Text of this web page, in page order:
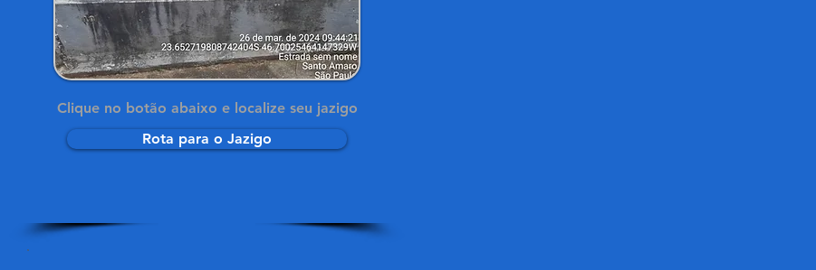
Clique no botão abaixo e localize seu jazigo
Rota para o Jazigo